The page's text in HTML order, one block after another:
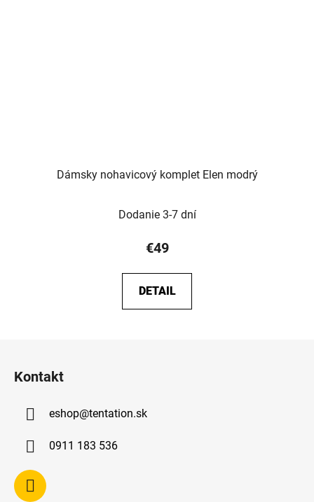
Dámsky nohavicový komplet Elen modrý
Dodanie 3-7 dní
€49
DETAIL
Kontakt
eshop@tentation.sk
0911 183 536